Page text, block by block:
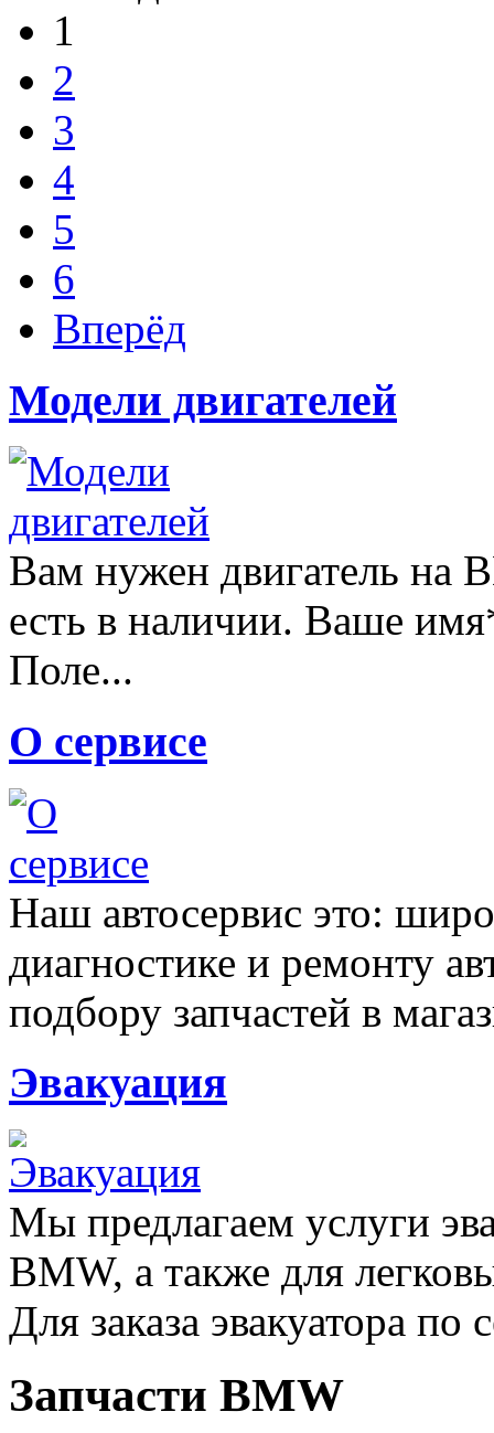
1
2
3
4
5
6
Вперёд
Модели двигателей
Вам нужен двигатель на
есть в наличии. Ваше
Поле...
О сервисе
Наш автосервис это:
диагностике и ремонту
подбору запчастей в
Эвакуация
Мы предлагаем услуги
BMW, а также для
Для заказа эвакуатора по
Запчасти BMW